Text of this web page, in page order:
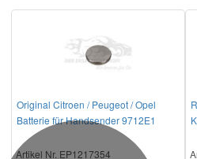
Original Citroen / Peugeot / Opel
Batterie für Handsender 9712E1
Artikel Nr. EP1217354